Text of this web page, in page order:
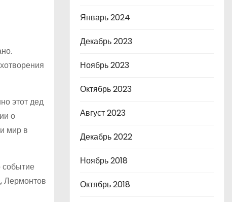
этот дед
о
мир в
событие
Лермонтов
Январь 2024
Декабрь 2023
Ноябрь 2023
Октябрь 2023
Август 2023
Декабрь 2022
Ноябрь 2018
Октябрь 2018